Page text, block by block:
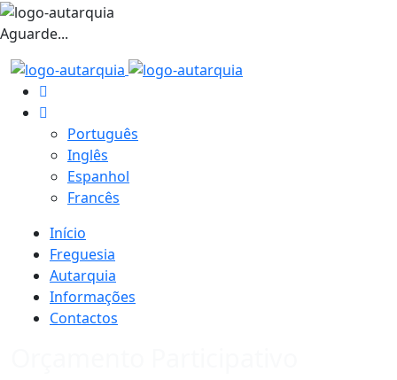
Aguarde...
Português
Inglês
Espanhol
Francês
Início
Freguesia
Autarquia
Informações
Contactos